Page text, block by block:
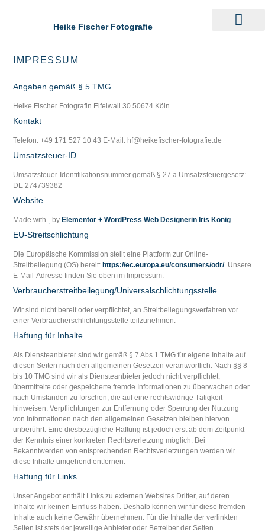
Heike Fischer Fotografie
IMPRESSUM
Angaben gemäß § 5 TMG
Heike Fischer Fotografin Eifelwall 30 50674 Köln
Kontakt
Telefon: +49 171 527 10 43 E-Mail: hf@heikefischer-fotografie.de
Umsatzsteuer-ID
Umsatzsteuer-Identifikationsnummer gemäß § 27 a Umsatzsteuergesetz:
DE 274739382
Website
Made with byElementor + WordPress Web Designerin Iris König
EU-Streitschlichtung
Die Europäische Kommission stellt eine Plattform zur Online-
Streitbeilegung (OS) bereit:https://ec.europa.eu/consumers/odr/. Unsere
E-Mail-Adresse finden Sie oben im Impressum.
Verbraucher­streit­beilegung/Universal­schlichtungs­stelle
Wir sind nicht bereit oder verpflichtet, an Streitbeilegungsverfahren vor
einer Verbraucherschlichtungsstelle teilzunehmen.
Haftung für Inhalte
Als Diensteanbieter sind wir gemäß § 7 Abs.1 TMG für eigene Inhalte auf
diesen Seiten nach den allgemeinen Gesetzen verantwortlich. Nach §§ 8
bis 10 TMG sind wir als Diensteanbieter jedoch nicht verpflichtet,
übermittelte oder gespeicherte fremde Informationen zu überwachen oder
nach Umständen zu forschen, die auf eine rechtswidrige Tätigkeit
hinweisen. Verpflichtungen zur Entfernung oder Sperrung der Nutzung
von Informationen nach den allgemeinen Gesetzen bleiben hiervon
unberührt. Eine diesbezügliche Haftung ist jedoch erst ab dem Zeitpunkt
der Kenntnis einer konkreten Rechtsverletzung möglich. Bei
Bekanntwerden von entsprechenden Rechtsverletzungen werden wir
diese Inhalte umgehend entfernen.
Haftung für Links
Unser Angebot enthält Links zu externen Websites Dritter, auf deren
Inhalte wir keinen Einfluss haben. Deshalb können wir für diese fremden
Inhalte auch keine Gewähr übernehmen. Für die Inhalte der verlinkten
Seiten ist stets der jeweilige Anbieter oder Betreiber der Seiten